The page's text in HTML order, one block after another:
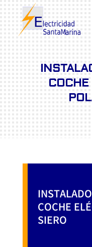
COCHE
SIERO